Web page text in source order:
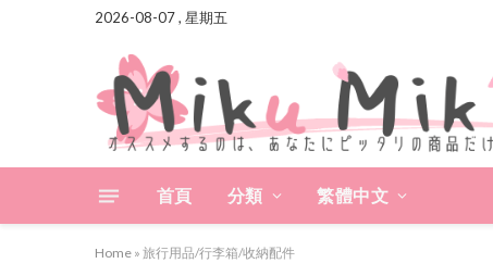
2026-08-07 , 星期五
首頁 分類 繁體中文
Home » 旅行用品/行李箱/收納配件